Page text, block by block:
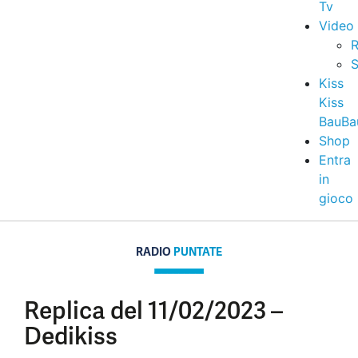
Tv
Video
Kiss
Kiss
Shop
Entra
in
gioco
RADIO PUNTATE
Replica del 11/02/2023 –
Dedikiss